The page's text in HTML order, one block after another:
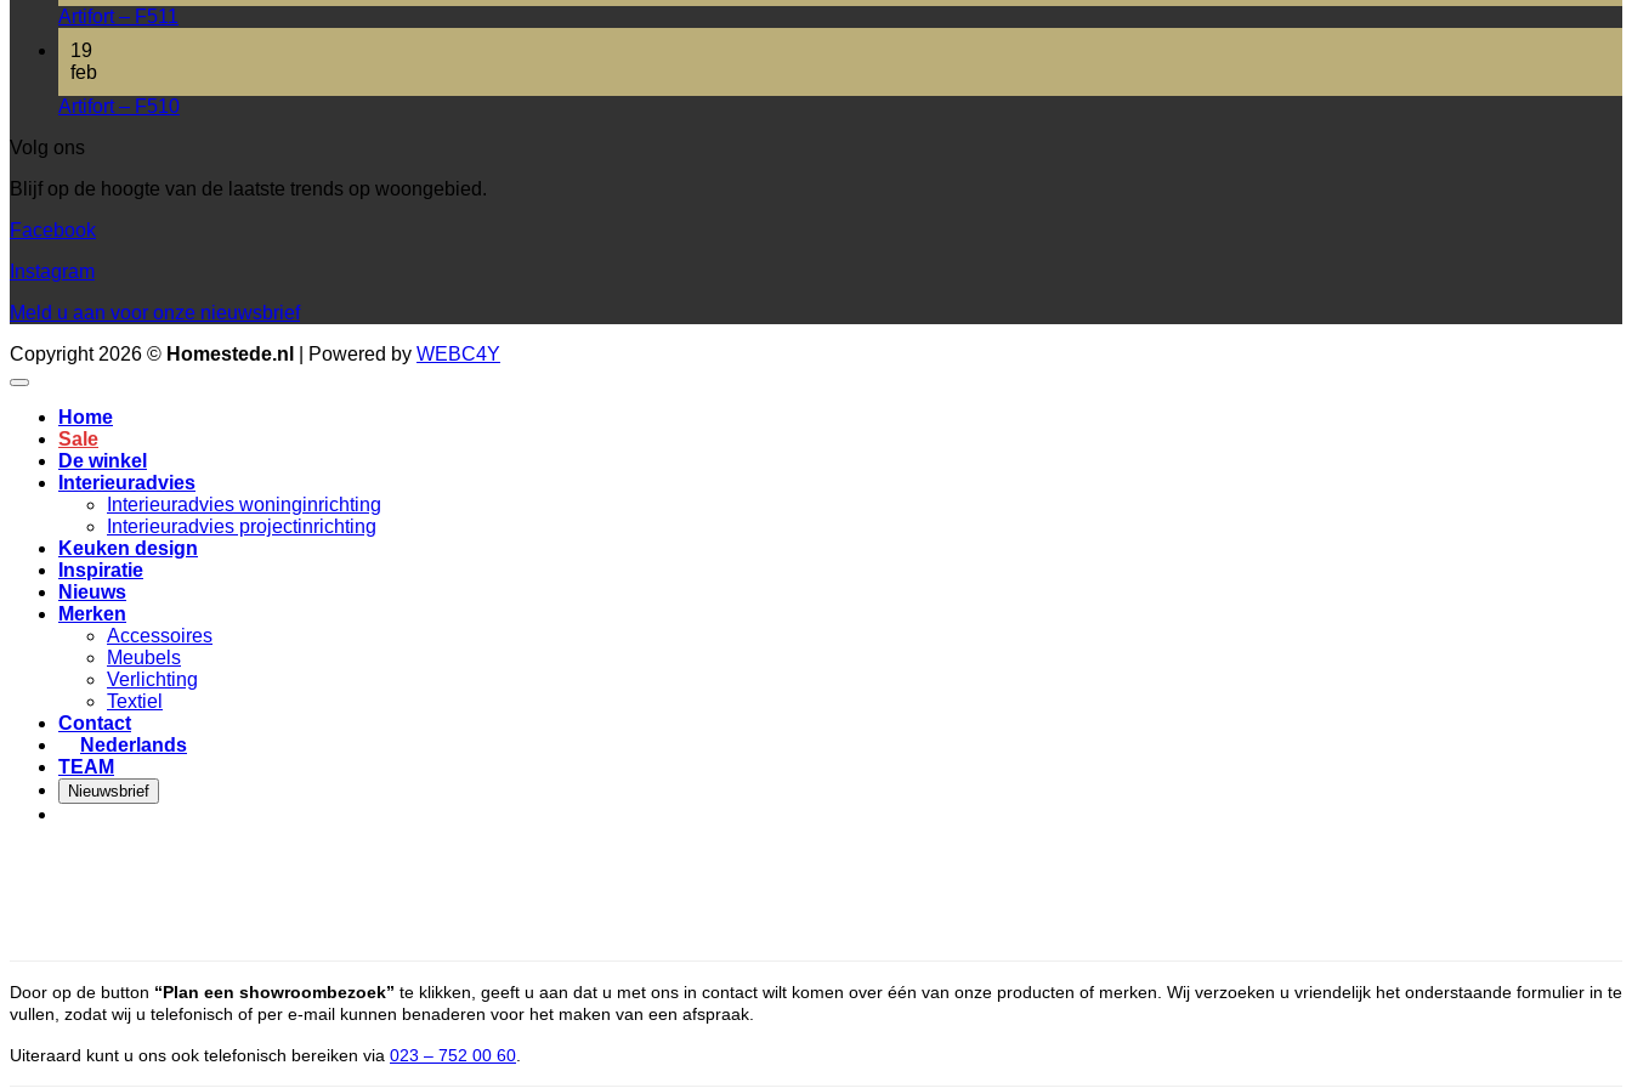
Artifort – F511
19
feb
Artifort – F510
Volg ons
Blijf op de hoogte van de laatste trends op woongebied.
Facebook
Instagram
Meld u aan voor onze nieuwsbrief
Copyright 2026 © Homestede.nl | Powered by WEBC4Y
Home
Sale
De winkel
Interieuradvies
Interieuradvies woninginrichting
Interieuradvies projectinrichting
Keuken design
Inspiratie
Nieuws
Merken
Accessoires
Meubels
Verlichting
Textiel
Contact
Nederlands
TEAM
Nieuwsbrief
Door op de button “Plan een showroombezoek” te klikken, geeft u aan dat u met ons in contact wilt komen over één van onze producten of merken. Wij verzoeken u vriendelijk het onderstaande formulier in te
vullen, zodat wij u telefonisch of per e-mail kunnen benaderen voor het maken van een afspraak.
Uiteraard kunt u ons ook telefonisch bereiken via 023 – 752 00 60